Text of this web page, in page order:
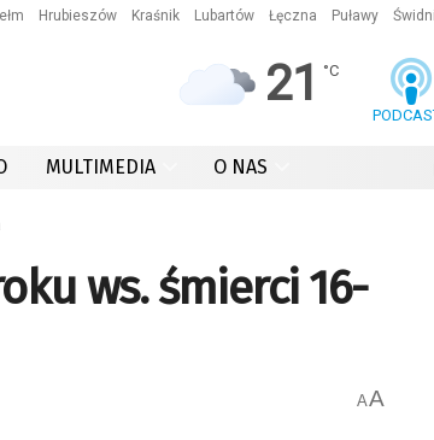
Hrubieszów Kraśnik Lubartów Łęczna Puławy
21 °C
MULTIMEDIA O NAS
ws. śmierci 16-
AA